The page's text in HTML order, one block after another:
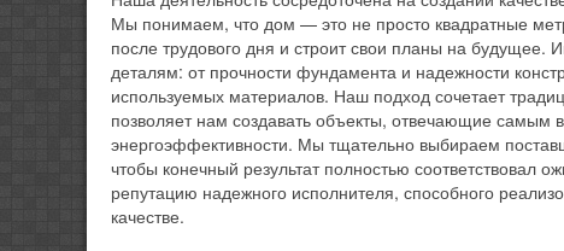
Мы понимаем, что дом — это не просто квадратные
после трудового дня и строит свои планы на
деталям: от прочности фундамента и надежности
используемых материалов. Наш подход сочетает
позволяет нам создавать объекты, отвечающие самым
энергоэффективности. Мы тщательно выбираем
чтобы конечный результат полностью соответствовал
репутацию надежного исполнителя, способного
качестве.